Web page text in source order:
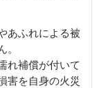
あふれによる被
。
れ補償が付いて
害を自身の火災